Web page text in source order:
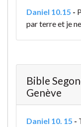
Daniel 10.15 -
par terre et je
Bible
Genève
Daniel 10. 15 -